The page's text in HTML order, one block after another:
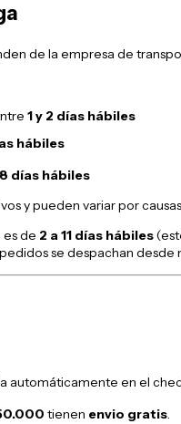
de la empresa de
1 y 2 días hábiles
hábiles
días hábiles
y pueden variar por
de 2 a 11 días hábiles
se despachan desde
automáticamente en el
tienen envio gratis.